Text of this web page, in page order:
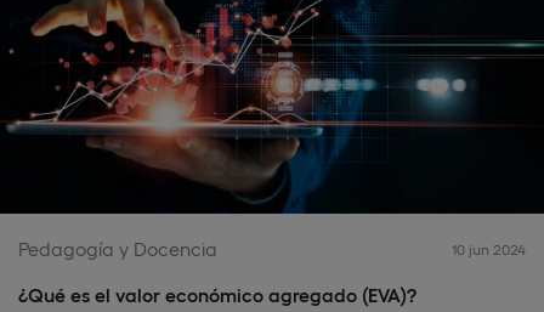
Pedagogía y Docencia 10 jun 2024
¿Qué es el valor económico agregado (EVA)?